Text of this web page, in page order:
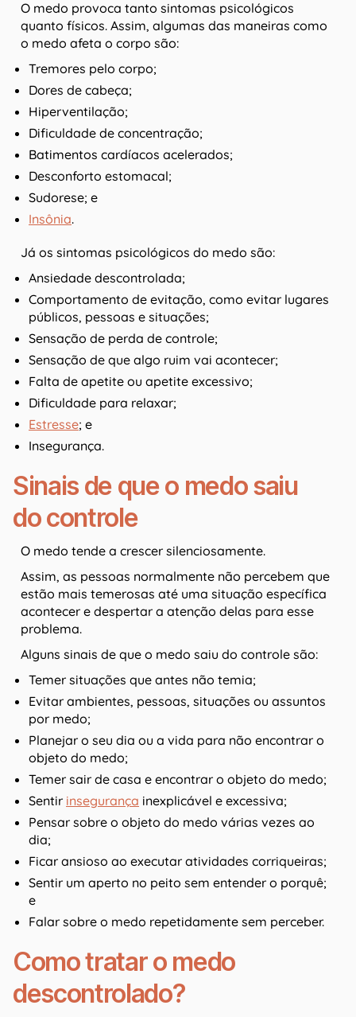
O medo provoca tanto sintomas psicológicos
quanto físicos. Assim, algumas das maneiras como
o medo afeta o corpo são:
Tremores pelo corpo;
Dores de cabeça;
Hiperventilação;
Dificuldade de concentração;
Batimentos cardíacos acelerados;
Desconforto estomacal;
Sudorese; e
Insônia.
Já os sintomas psicológicos do medo são:
Ansiedade descontrolada;
Comportamento de evitação, como evitar lugares
públicos, pessoas e situações;
Sensação de perda de controle;
Sensação de que algo ruim vai acontecer;
Falta de apetite ou apetite excessivo;
Dificuldade para relaxar;
Estresse; e
Insegurança.
Sinais de que o medo saiu
do controle
O medo tende a crescer silenciosamente.
Assim, as pessoas normalmente não percebem que
estão mais temerosas até uma situação específica
acontecer e despertar a atenção delas para esse
problema.
Alguns sinais de que o medo saiu do controle são:
Temer situações que antes não temia;
Evitar ambientes, pessoas, situações ou assuntos
por medo;
Planejar o seu dia ou a vida para não encontrar o
objeto do medo;
Temer sair de casa e encontrar o objeto do medo;
Sentir insegurança inexplicável e excessiva;
Pensar sobre o objeto do medo várias vezes ao
dia;
Ficar ansioso ao executar atividades corriqueiras;
Sentir um aperto no peito sem entender o porquê;
e
Falar sobre o medo repetidamente sem perceber.
Como tratar o medo
descontrolado?